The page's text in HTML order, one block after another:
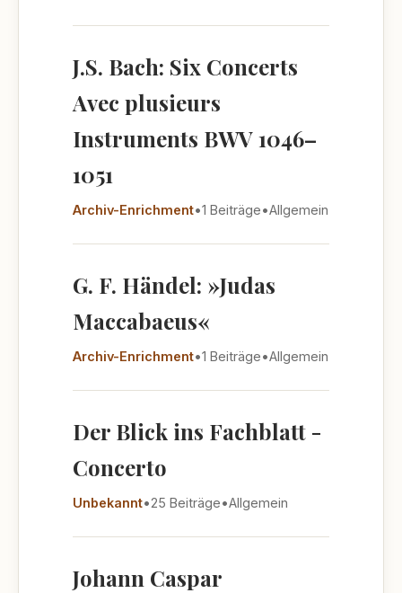
J.S. Bach: Six Concerts
Avec plusieurs
Instruments BWV 1046–
1051
Archiv-Enrichment•1 Beiträge•Allgemein
G. F. Händel: »Judas
Maccabaeus«
Archiv-Enrichment•1 Beiträge•Allgemein
Der Blick ins Fachblatt -
Concerto
Unbekannt•25 Beiträge•Allgemein
Johann Caspar